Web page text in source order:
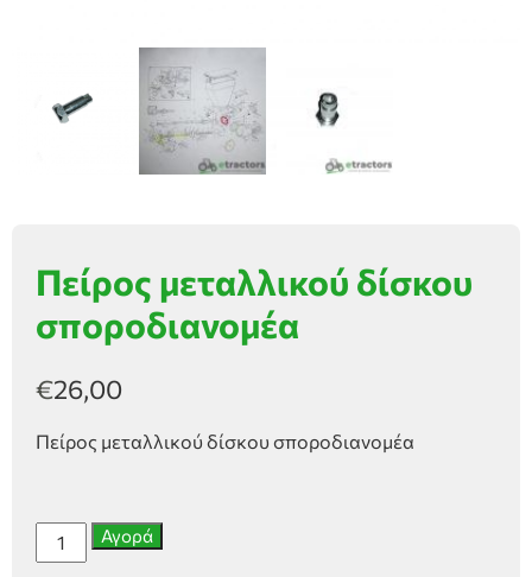
Πείρος μεταλλικού δίσκου
σποροδιανομέα
€26,00
Πείρος μεταλλικού δίσκου σποροδιανομέα
Πείρος
μεταλλικού
Αγορά